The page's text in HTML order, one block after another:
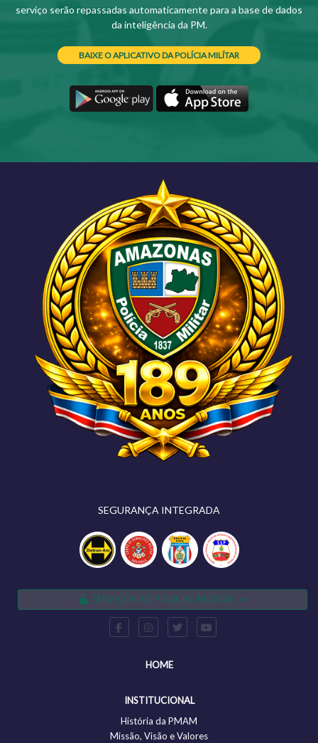
serviço serão repassadas automaticamente para a base de dados
da inteligência da PM.
BAIXE O APLICATIVO DA POLÍCIA MILÍTAR
SEGURANÇA INTEGRADA
SERVIÇOS AO POLICIAL MILITAR
HOME
INSTITUCIONAL
História da PMAM
Missão, Visão e Valores